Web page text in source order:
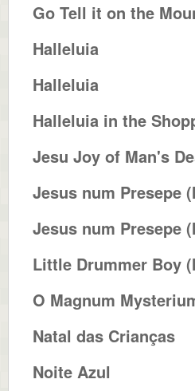
Go Tell it on the
Halleluia
Halleluia
Halleluia in the
Jesu Joy of Man's
Jesus num Presepe
Jesus num Presepe
Little Drummer Boy
O Magnum
Natal das Crianças
Noite Azul